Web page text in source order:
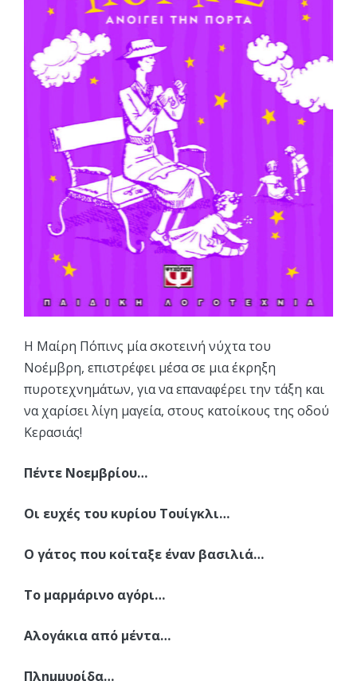
Η Μαίρη Πόπινς μία σκοτεινή νύχτα του
Νοέμβρη, επιστρέφει μέσα σε μια έκρηξη
πυροτεχνημάτων, για να επαναφέρει την τάξη και
να χαρίσει λίγη μαγεία, στους κατοίκους της οδού
Κερασιάς!
Πέντε Νοεμβρίου…
Οι ευχές του κυρίου Τουίγκλι…
Ο γάτος που κοίταξε έναν βασιλιά…
Το μαρμάρινο αγόρι…
Αλογάκια από μέντα…
Πλημμυρίδα…